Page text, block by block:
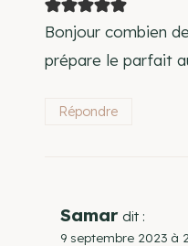
Bonjour combien
prépare le parfait
Répondre
Samar dit :
9 septembre 2023 à